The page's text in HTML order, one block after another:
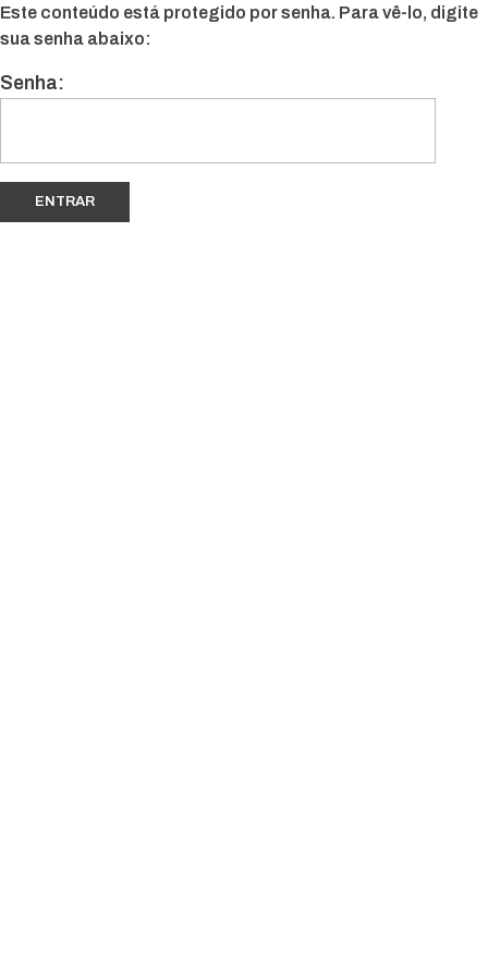
Este conteúdo está protegido por senha. Para vê-lo, digite
sua senha abaixo:
Senha: